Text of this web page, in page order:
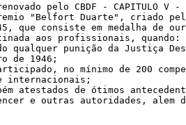
pelo CBDF - CAPITULO V - DO
"Belfort Duarte", criado
que consiste em medalha de
aos profissionais, quando:
qualquer punição da Justiça
de 1946;
no mínimo de 200
internacionais;
atestados de ótimos
e outras autoridades,